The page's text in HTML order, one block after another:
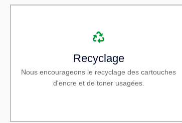
Recyclage
Nous encourageons le recyclage des cartouches
d'encre et de toner usagées.